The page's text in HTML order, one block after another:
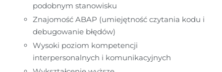
podobnym stanowisku
Znajomość ABAP (umiejętność czytania kodu i
debugowanie błędów)
Wysoki poziom kompetencji
interpersonalnych i komunikacyjnych